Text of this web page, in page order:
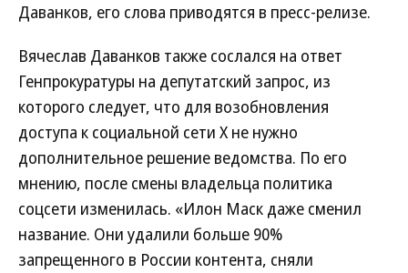
Даванков, его слова приводятся в пресс-релизе.
Вячеслав Даванков также сослался на ответ
Генпрокуратуры на депутатский запрос, из
которого следует, что для возобновления
доступа к социальной сети Х не нужно
дополнительное решение ведомства. По его
мнению, после смены владельца политика
соцсети изменилась. «Илон Маск даже сменил
название. Они удалили больше 90%
запрещенного в России контента, сняли